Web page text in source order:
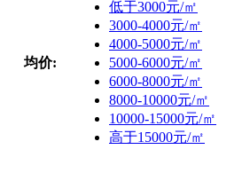
均价:
低于3000元/㎡
3000-4000元/㎡
4000-5000元/㎡
5000-6000元/㎡
6000-8000元/㎡
8000-10000元/㎡
10000-15000元/㎡
高于15000元/㎡